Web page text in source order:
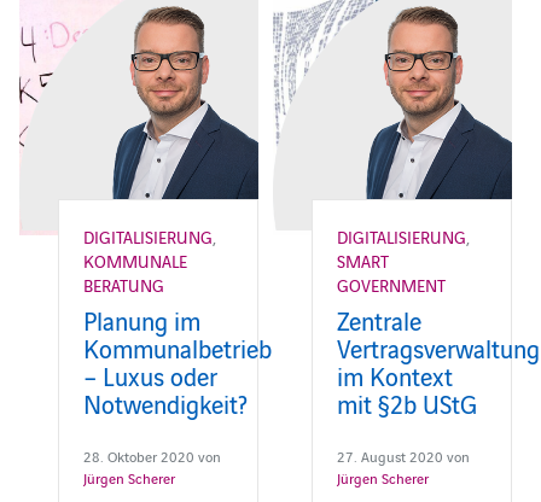
DIGITALISIERUNG,
KOMMUNALE
BERATUNG
Planung im
Kommunalbetrieb
– Luxus oder
Notwendigkeit?
28. Oktober 2020 von
Jürgen Scherer
DIGITALISIERUNG,
SMART
GOVERNMENT
Zentrale
Vertragsverwaltung
im Kontext
mit §2b UStG
27. August 2020 von
Jürgen Scherer